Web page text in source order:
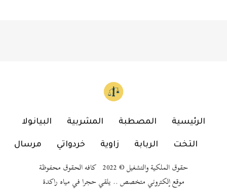
الرئيسية المصطبة المشربية البيانولا
التخت الربابة زاوية خردواتي مرسال
حقوق الملكية والتشغيل © 2022 كافه الحقوق محفوظة
موقع إلكتروني متخصص .. يلقي حجرا في مياه راكدة